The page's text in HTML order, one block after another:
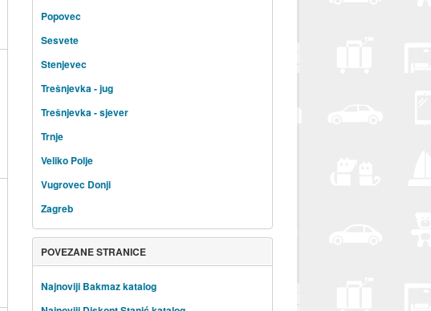
Popovec
Sesvete
Stenjevec
Trešnjevka - jug
Trešnjevka - sjever
Trnje
Veliko Polje
Vugrovec Donji
Zagreb
POVEZANE STRANICE
Najnoviji Bakmaz katalog